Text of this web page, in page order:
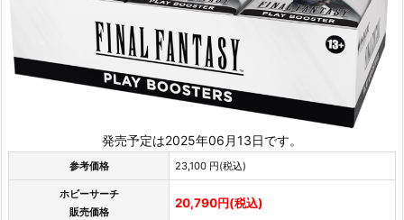
発売予定は2025年06月13日です。
参考価格 23,100 円(税込)
ホビーサーチ
販売価格
20,790円(税込)